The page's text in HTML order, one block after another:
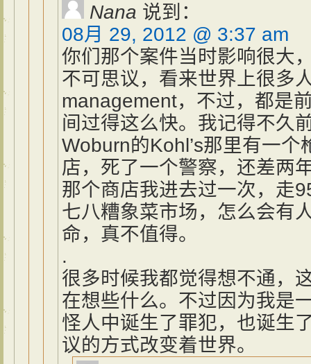
Nana 说到：
08月 29, 2012 @ 3:37 am
你们那个案件当时影响很大
不可思议，看来世界上很多
management，不过，都是
间过得这么快。我记得不久
Woburn的Kohl’s那里有一个
店，死了一个警察，还差两
那个商店我进去过一次，走
七八糟象菜市场，怎么会有
命，真不值得。
.
很多时候我都觉得想不通，
在想些什么。不过因为我是
怪人中诞生了罪犯，也诞生
议的方式改变着世界。